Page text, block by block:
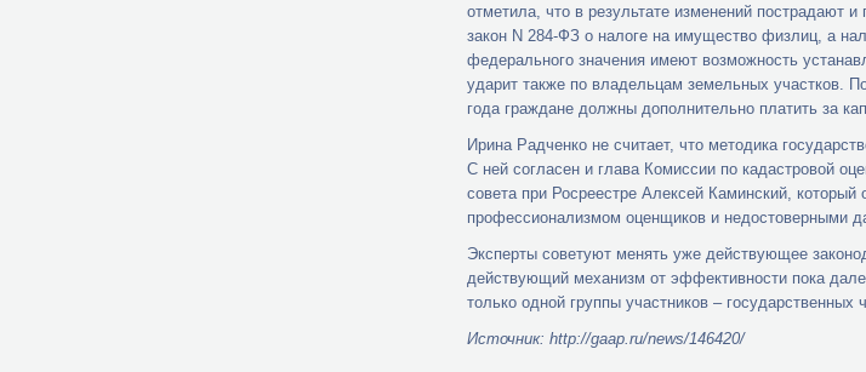
отметила, что в результате изменений пострадают
закон N 284-ФЗ о налоге на имущество физлиц, а
федерального значения имеют возможность
ударит также по владельцам земельных участков.
года граждане должны дополнительно платить за
Ирина Радченко не считает, что методика
С ней согласен и глава Комиссии по кадастровой
совета при Росреестре Алексей Каминский,
профессионализмом оценщиков и недостоверными
Эксперты советуют менять уже действующее
действующий механизм от эффективности пока
только одной группы участников – государственных
Источник: http://gaap.ru/news/146420/